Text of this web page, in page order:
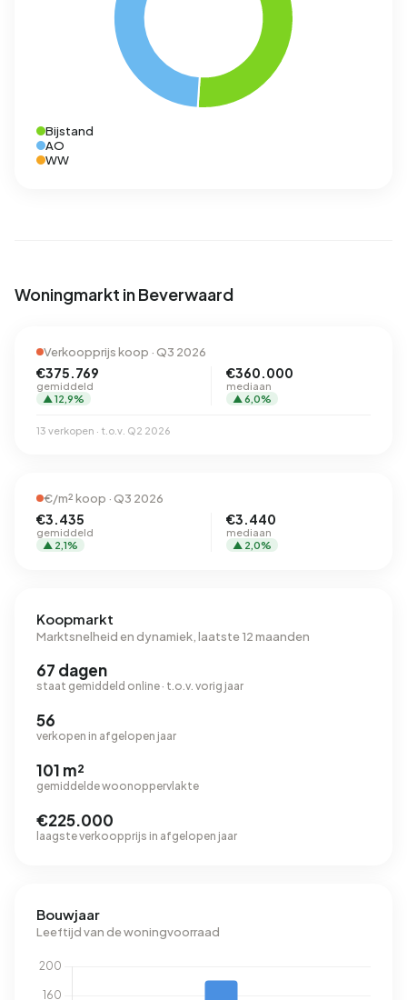
Bijstand
AO
WW
Woningmarkt in Beverwaard
Verkoopprijs koop · Q3 2026
€375.769
gemiddeld
▲ 12,9%
€360.000
mediaan
▲ 6,0%
13 verkopen · t.o.v. Q2 2026
€/m² koop · Q3 2026
€3.435
gemiddeld
▲ 2,1%
€3.440
mediaan
▲ 2,0%
Koopmarkt
Marktsnelheid en dynamiek, laatste 12 maanden
67 dagen
staat gemiddeld online · t.o.v. vorig jaar
56
verkopen in afgelopen jaar
101 m²
gemiddelde woonoppervlakte
€225.000
laagste verkoopprijs in afgelopen jaar
Bouwjaar
Leeftijd van de woningvoorraad